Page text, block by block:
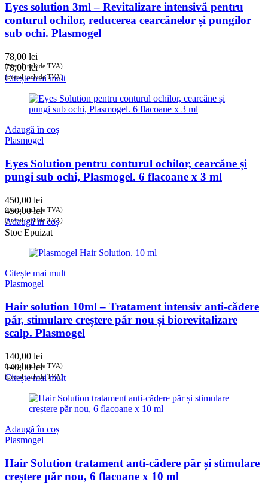
Eyes solution 3ml – Revitalizare intensivă pentru
conturul ochilor, reducerea cearcănelor și pungilor
sub ochi. Plasmogel
78,00 lei
(prețul include TVA)
78,00lei
(prețul include TVA)
Citește mai mult
Adaugă în coș
Plasmogel
Eyes Solution pentru conturul ochilor, cearcăne și
pungi sub ochi, Plasmogel. 6 flacoane x 3 ml
450,00 lei
(prețul include TVA)
450,00lei
(prețul include TVA)
Adaugă în coș
Stoc Epuizat
Citește mai mult
Plasmogel
Hair solution 10ml – Tratament intensiv anti-cădere
păr, stimulare creștere păr nou și biorevitalizare
scalp. Plasmogel
140,00 lei
(prețul include TVA)
140,00lei
(prețul include TVA)
Citește mai mult
Adaugă în coș
Plasmogel
Hair Solution tratament anti-cădere păr și stimulare
creștere păr nou, 6 flacoane x 10 ml